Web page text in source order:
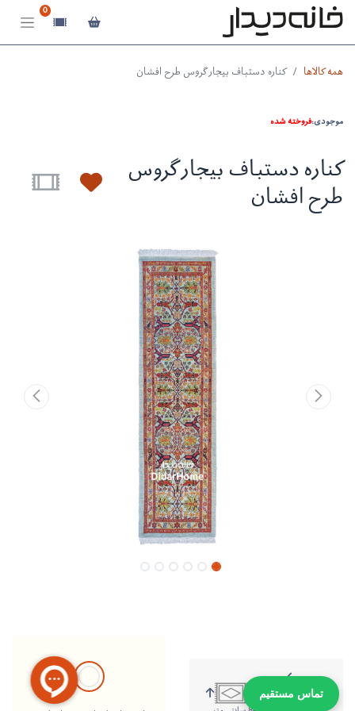
0
همه کالاها کناره دستباف بیجار گروس طرح افشان
موجودی:فروخته شده
کناره دستباف بیجار گروس
طرح افشان
تماس مستقیم